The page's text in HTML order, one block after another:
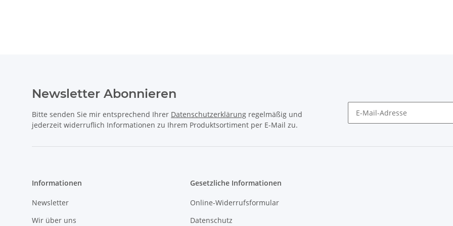
Newsletter Abonnieren
Bitte senden Sie mir entsprechend Ihrer Datenschutzerklärung regelmäßig und
jederzeit widerruflich Informationen zu Ihrem Produktsortiment per E-Mail zu.
Informationen
Newsletter
Wir über uns
Gesetzliche Informationen
Online-Widerrufsformular
Datenschutz